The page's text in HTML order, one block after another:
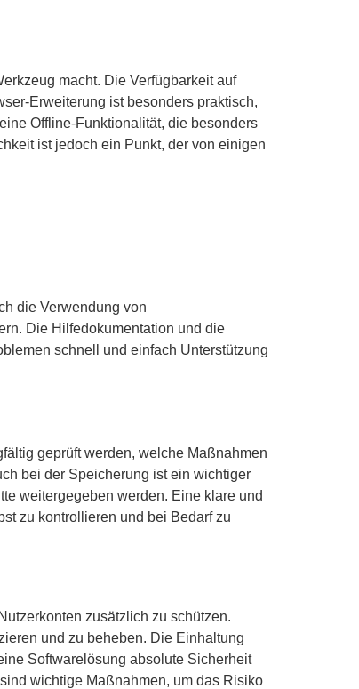
macht. Die Verfügbarkeit auf
Erweiterung ist besonders praktisch,
Offline-Funktionalität, die besonders
ist jedoch ein Punkt, der von einigen
die Verwendung von
Die Hilfedokumentation und die
schnell und einfach Unterstützung
geprüft werden, welche Maßnahmen
bei der Speicherung ist ein wichtiger
weitergegeben werden. Eine klare und
zu kontrollieren und bei Bedarf zu
zusätzlich zu schützen.
und zu beheben. Die Einhaltung
Softwarelösung absolute Sicherheit
wichtige Maßnahmen, um das Risiko